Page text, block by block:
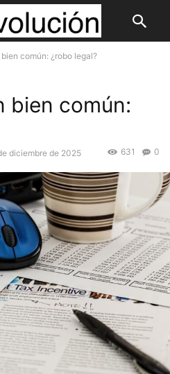
común: ¿robo legal?
bien común:
diciembre de 2025 0
631